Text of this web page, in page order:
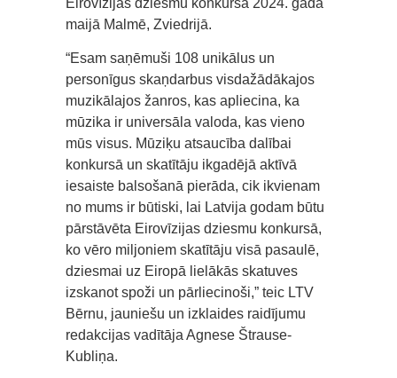
maijā Malmē, Zviedrijā.
“Esam saņēmuši 108 unikālus un
personīgus skaņdarbus visdažādākajos
muzikālajos žanros, kas apliecina, ka
mūzika ir universāla valoda, kas vieno
mūs visus. Mūziķu atsaucība dalībai
konkursā un skatītāju ikgadējā aktīvā
iesaiste balsošanā pierāda, cik ikvienam
no mums ir būtiski, lai Latvija godam būtu
pārstāvēta Eirovīzijas dziesmu konkursā,
ko vēro miljoniem skatītāju visā pasaulē,
dziesmai uz Eiropā lielākās skatuves
izskanot spoži un pārliecinoši,” teic LTV
Bērnu, jauniešu un izklaides raidījumu
redakcijas vadītāja Agnese Štrause-
Kubliņa.